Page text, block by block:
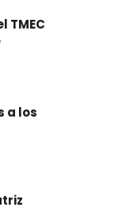
TMEC
a los